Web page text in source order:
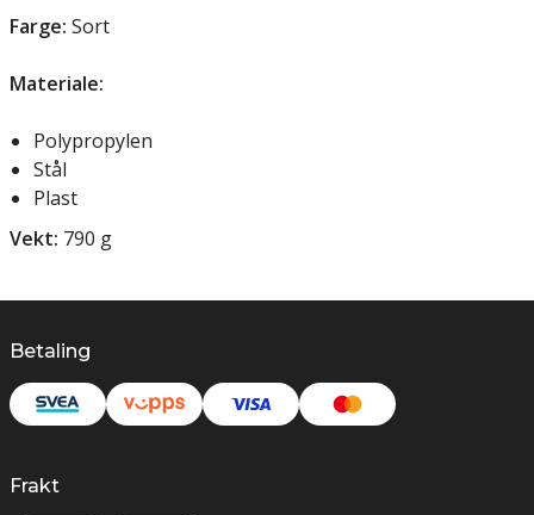
Farge: Sort
Materiale:
Polypropylen
Stål
Plast
Vekt: 790 g
Betaling
Frakt